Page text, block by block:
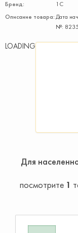
Бренд:
1С
Описание товара:Дата
№: 8235
LOADING
Для
посмотрите 1